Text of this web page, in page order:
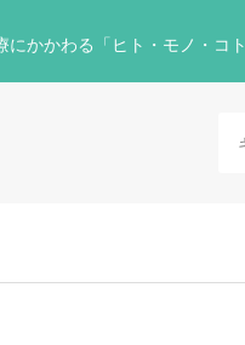
にかかわる「ヒト・モノ・